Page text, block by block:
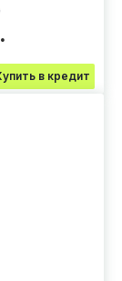
в кредит